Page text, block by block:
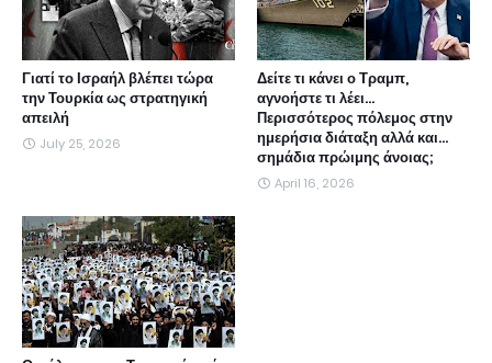
Γιατί το Ισραήλ βλέπει τώρα
την Τουρκία ως στρατηγική
απειλή
July 25, 2026
Δείτε τι κάνει ο Τραμπ,
αγνοήστε τι λέει...
Περισσότερος πόλεμος στην
ημερήσια διάταξη αλλά και...
σημάδια πρώιμης άνοιας;
April 16, 2026